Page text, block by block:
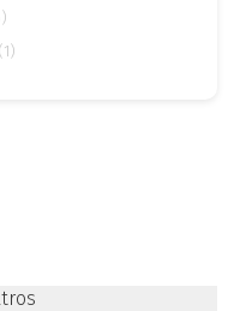
(1)